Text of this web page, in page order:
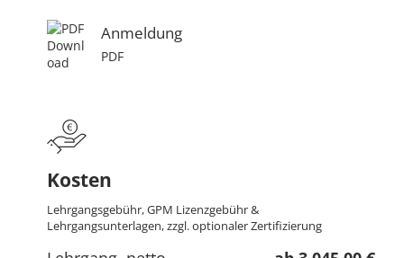
Anmeldung
PDF
Kosten
Lehrgangsgebühr, GPM Lizenzgebühr &
Lehrgangsunterlagen, zzgl. optionaler Zertifizierung